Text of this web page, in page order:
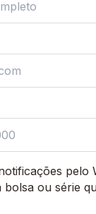
pelo
ou série